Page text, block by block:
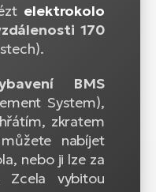
elektrokolo
170
BMS
System),
zkratem
nabíjet
nebo ji lze za
Zcela vybitou